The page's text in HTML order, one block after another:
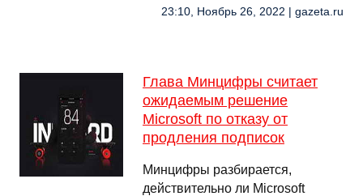
23:10, Ноябрь 26, 2022 | gazeta.ru
Глава Минцифры считает
ожидаемым решение
Microsoft по отказу от
продления подписок
Минцифры разбирается,
действительно ли Microsoft